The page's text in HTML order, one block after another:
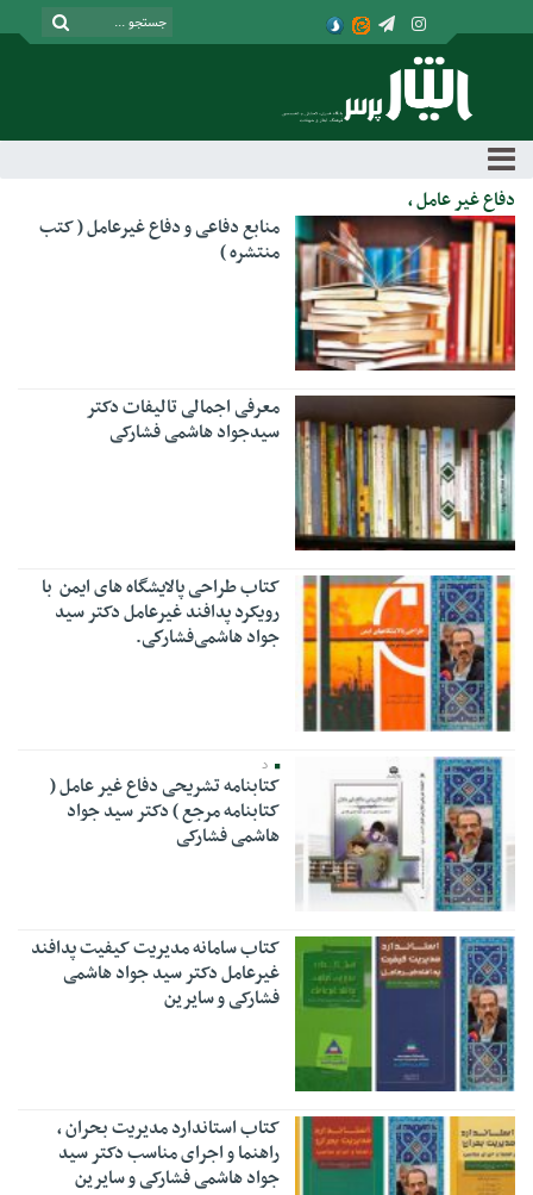
دفاع غیر عامل ،
منابع دفاعی و دفاع غیرعامل ( کتب
منتشره )
معرفی اجمالی تالیفات دکتر
سیدجواد هاشمی فشارکی
کتاب طراحی پالایشگاه های ایمن‌ با
رویکرد پدافند غیرعامل دکتر سيد
جواد هاشمی‌فشاركی.
د
کتابنامه تشریحی دفاع غیر عامل (
کتابنامه مرجع ) دکتر سید جواد
هاشمی فشارکی
کتاب سامانه مدیریت کیفیت پدافند
غیرعامل دکتر سید جواد هاشمی
فشارکی و سایرین
کتاب استاندارد مدیریت بحران ،
راهنما و اجرای مناسب دکتر سید
جواد هاشمی فشارکی و سایرین